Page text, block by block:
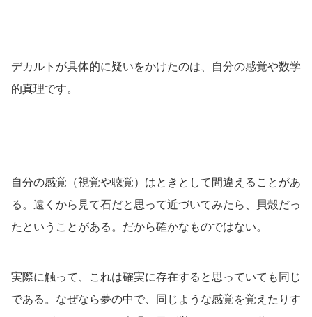
デカルトが具体的に疑いをかけたのは、自分の感覚や数学
的真理です。
自分の感覚（視覚や聴覚）はときとして間違えることがあ
る。遠くから見て石だと思って近づいてみたら、貝殻だっ
たということがある。だから確かなものではない。
実際に触って、これは確実に存在すると思っていても同じ
である。なぜなら夢の中で、同じような感覚を覚えたりす